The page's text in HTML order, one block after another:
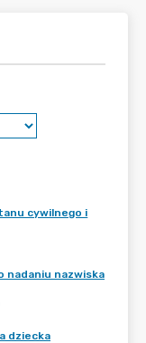
cywilnego i
nadaniu nazwiska
dziecka